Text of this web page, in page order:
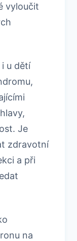
vyloučit
u dětí
Je
zdravotní
a při
na